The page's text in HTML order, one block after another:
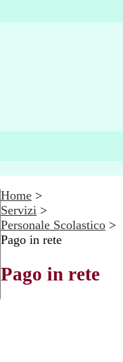
Home >
Servizi >
Personale Scolastico >
Pago in rete
Pago in rete